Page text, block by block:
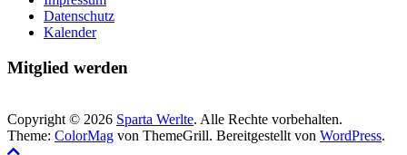
Datenschutz
Kalender
Mitglied werden
Copyright © 2026 Sparta Werlte. Alle Rechte vorbehalten.
Theme: ColorMag von ThemeGrill. Bereitgestellt von WordPress.